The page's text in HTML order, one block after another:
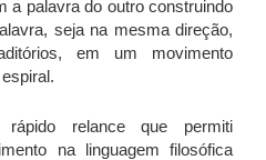
a palavra do outro construindo
seja na mesma direção,
em um movimento
relance que permiti
na linguagem filosófica